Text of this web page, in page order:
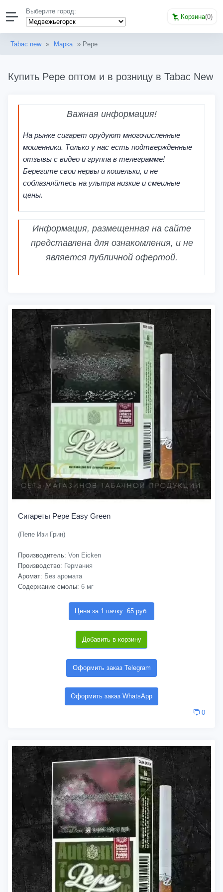
Выберите город:
Корзина(0)
Tabac new » Марка » Pepe
Купить Pepe оптом и в розницу в Tabac New
Важная информация!
На рынке сигарет орудуют многочисленные
мошенники. Только у нас есть подтвержденные
отзывы с видео и группа в телеграмме!
Берегите свои нервы и кошельки, и не
соблазняйтесь на ультра низкие и смешные
цены.
Информация, размещенная на сайте
представлена для ознакомления, и не
является публичной офертой.
Сигареты Pepe Easy Green
(Пепе Изи Грин)
Производитель: Von Eicken
Производство: Германия
Аромат: Без аромата
Содержание смолы: 6 мг
Цена за 1 пачку: 65 руб.
Добавить в корзину
Оформить заказ Telegram
Оформить заказ WhatsApp
0